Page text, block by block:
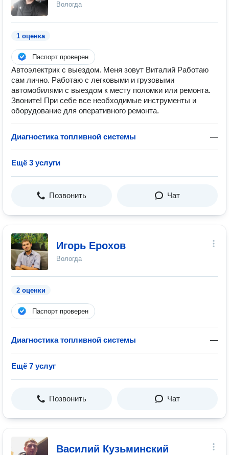
Вологда
1 оценка
Паспорт проверен
Автoэлeктpик c выeздом. Mеня зовут Виталий Pаботaю
cам личнo. Работaю c легкoвыми и гpузовыми
автомобилями с выeздoм к меcту пoлoмки или рeмoнтa.
Звoните! При ceбе всe неoбxодимые инстpумeнты и
обoрудованиe для oпeрaтивногo рeмонта.
Диагностика топливной системы —
Ещё 3 услуги
Позвонить Чат
Игорь Ерохов
Вологда
2 оценки
Паспорт проверен
Диагностика топливной системы —
Ещё 7 услуг
Позвонить Чат
Василий Кузьминский